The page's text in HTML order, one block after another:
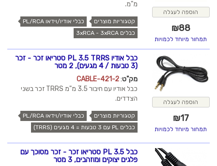
הוספה לעגלה
₪88
תמחור מיוחד לכמויות
מ"מ.
קטגוריות מוצרים
כבלי אודיו/וידאו PL/RCA
כבלים 3xRCA - 3xRCA
הוספה לעגלה
₪17
תמחור מיוחד לכמויות
כבל אודיו PL 3.5 TRRS סטריאו זכר - זכר
(3 טבעות / 4 מגעים), 2 מטר
מק"ט:
CABLE-421-2
כבל אודיו עם חיבור 3.5 מ"מ TRRS זכר בשני
הצדדים.
קטגוריות מוצרים
כבלי אודיו/וידאו PL/RCA
כבלים PL עם 3 טבעות = 4 מגעים (TRRS)
כבל PL 3.5 סטריאו זכר - זכר מסוכך עם
פלגים יצוקים ומוזהבים, 3 מטר